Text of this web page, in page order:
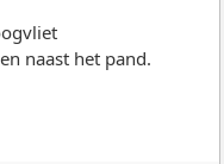
naast het pand.